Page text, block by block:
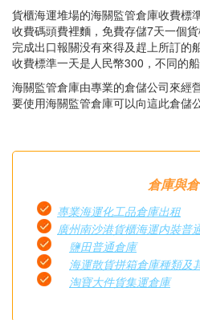
貨櫃海運堆場的海關監管倉庫收費標
收費碼頭費裡麵，免費存儲7天一個
完成出口報關没有來得及趕上所訂的
收費標準一天是人民幣300，不同的
海關監管倉庫由專業的倉儲公司來經
要使用海關監管倉庫可以向這此倉儲
倉庫與
專業海運化工品倉庫出租
廣州南沙港貨櫃海運内裝普
鹽田普通倉庫
海運散貨拼箱倉庫種類及
淘寶大件貨集運倉庫